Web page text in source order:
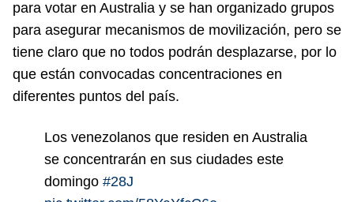
para votar en Australia y se han organizado grupos
para asegurar mecanismos de movilización, pero se
tiene claro que no todos podrán desplazarse, por lo
que están convocadas concentraciones en
diferentes puntos del país.
Los venezolanos que residen en Australia
se concentrarán en sus ciudades este
domingo #28J